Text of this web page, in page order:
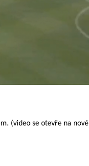
(video se otevře na nové